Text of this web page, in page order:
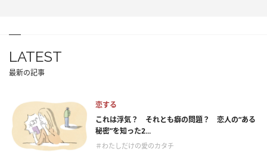
LATEST
最新の記事
恋する
これは浮気？ それとも癖の問題？ 恋人の“ある
秘密”を知った2...
＃わたしだけの愛のカタチ